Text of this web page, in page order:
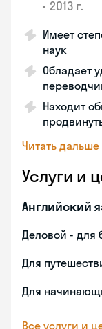
• 2013 г.
Имеет
наук
Обладает
Находит
Читать дальше
Услуги и
Английский
Деловой - для
Для
Для
Все услуги и